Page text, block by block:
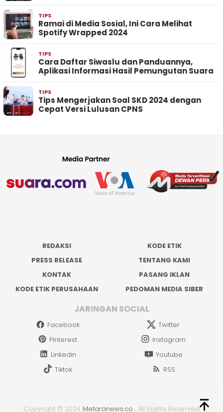
TIPS
Ramai di Media Sosial, Ini Cara Melihat
Spotify Wrapped 2024
TIPS
Cara Daftar Siwaslu dan Panduannya,
Aplikasi Informasi Hasil Pemungutan Suara
TIPS
Tips Mengerjakan Soal SKD 2024 dengan
Cepat Versi Lulusan CPNS
REDAKSI
KODE ETIK
PRESS RELEASE
TENTANG KAMI
KONTAK
PASANG IKLAN
KODE ETIK PERUSAHAAN
PEDOMAN MEDIA SIBER
JARINGAN SOCIAL
Facebook
Twitter
Pinterest
Instagram
Linkedin
Youtube
Tiktok
RSS
Copyright © 2024 Metaranews.co . All Rights Reserved